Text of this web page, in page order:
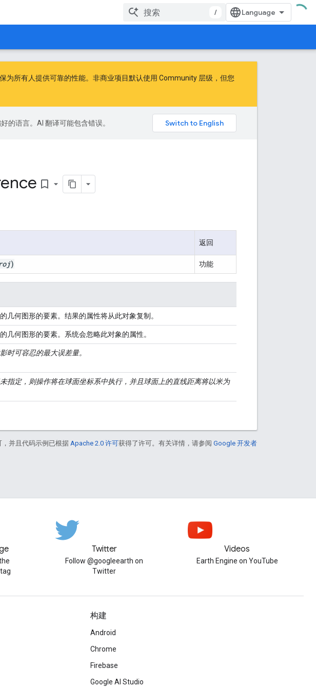
/
为所有人提供可靠的性能。非商业项目默认使用 Community 层级，但您
的语言。AI 翻译可能包含错误。
bookmark_border
返回
) 功能
几何图形的要素。结果的属性将从此对象复制。
几何图形的要素。系统会忽略此对象的属性。
时可容忍的最大误差量。
指定，则操作将在球面坐标系中执行，并且球面上的直线距离将以米为
，并且代码示例已根据 Apache 2.0 许可获得了许可。有关详情，请参阅 Google 开发者
Twitter
Follow @googleearth on
Twitter
Videos
Earth Engine on YouTube
构建
Android
Chrome
Firebase
Google AI Studio